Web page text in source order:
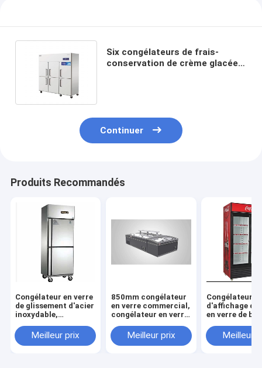
Six congélateurs de frais-
conservation de crème glacée
Continuer
Produits Recommandés
Congélateur en verre
de glissement d'acier
inoxydable,
de glissement de
l'acier inoxydable
Meilleur prix
850mm congélateur
en verre commercial,
congélateur en verre
refroidissement
direct du CEI
Meilleur prix
Congélateur
d'affichage de
en verre de
d'affichage de
en verre de
Meilleur